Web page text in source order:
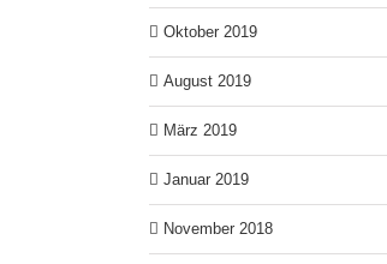
Oktober 2019
August 2019
März 2019
Januar 2019
November 2018